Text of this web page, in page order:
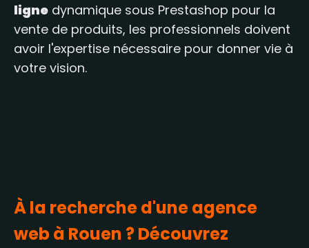
ligne dynamique sous Prestashop pour la
vente de produits, les professionnels doivent
avoir l'expertise nécessaire pour donner vie à
votre vision.
À la recherche d'une agence
web à Rouen ? Découvrez